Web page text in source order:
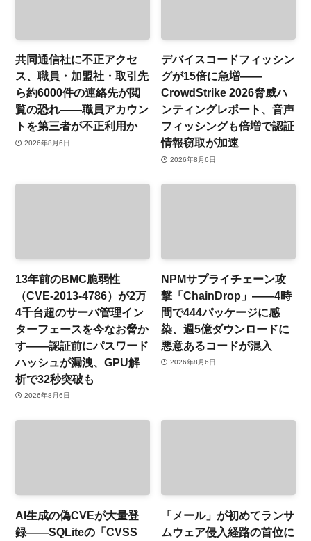
共同通信社に不正アクセ
ス、職員・加盟社・取引先
ら約6000件の連絡先が閲
覧の恐れ——職員アカウン
トを第三者が不正利用か
2026年8月6日
デバイスコードフィッシン
グが15倍に急増——
CrowdStrike 2026脅威ハ
ンティングレポート、音声
フィッシングも倍増で認証
情報窃取が加速
2026年8月6日
13年前のBMC脆弱性
（CVE-2013-4786）が2万
4千台超のサーバ管理イン
ターフェースを今なお脅か
す——認証前にパスワード
ハッシュが漏洩、GPU解
析で32秒突破も
2026年8月6日
NPMサプライチェーン攻
撃「ChainDrop」——4時
間で444パッケージに感
染、週5億ダウンロードに
悪意あるコードが混入
2026年8月6日
AI生成の偽CVEが大量登
録——SQLiteの「CVSS
「メール」が初めてランサ
ムウェア侵入経路の首位に